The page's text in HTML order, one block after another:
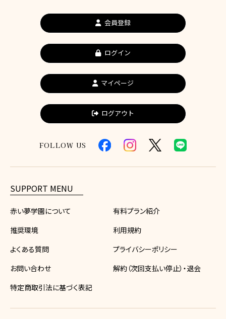
会員登録
ログイン
マイページ
ログアウト
FOLLOW US
SUPPORT MENU
赤い夢学園について
有料プラン紹介
推奨環境
利用規約
よくある質問
プライバシーポリシー
お問い合わせ
解約（次回支払い停止）・退会
特定商取引法に基づく表記